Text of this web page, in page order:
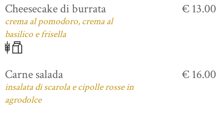
Cheesecake di burrata
crema al pomodoro, crema al
basilico e frisella
€ 13.00
Carne salada
insalata di scarola e cipolle rosse in
agrodolce
€ 16.00